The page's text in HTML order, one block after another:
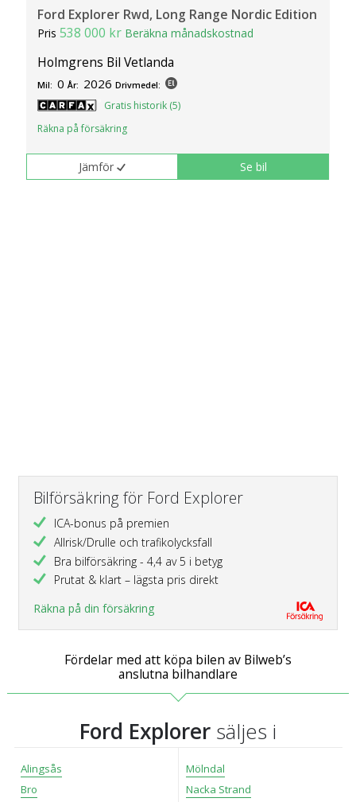
Ford Explorer Rwd, Long Range Nordic Edition
Pris538 000 kr Beräkna månadskostnad
Holmgrens Bil Vetlanda
Mil: 0 År: 2026 Drivmedel:
Gratis historik (5)
Räkna på försäkring
Jämför Se bil
Bilförsäkring för Ford Explorer
ICA-bonus på premien
Allrisk/Drulle och trafikolycksfall
Bra bilförsäkring - 4,4 av 5 i betyg
Prutat & klart – lägsta pris direkt
Räkna på din försäkring
Fördelar med att köpa bilen av Bilweb’s
anslutna bilhandlare
Ford Explorer säljes i
Alingsås
Bro
Mölndal
Nacka Strand